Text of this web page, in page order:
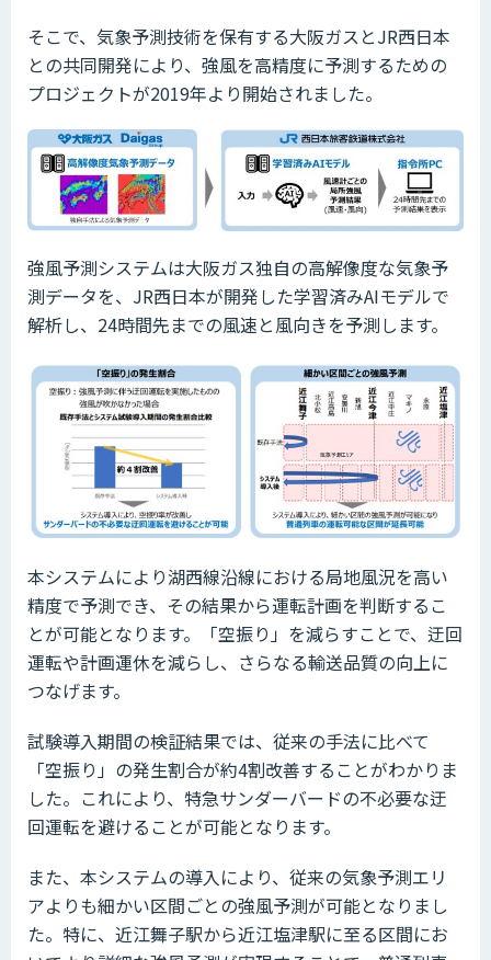
そこで、気象予測技術を保有する大阪ガスとJR西日本
との共同開発により、強風を高精度に予測するための
プロジェクトが2019年より開始されました。
強風予測システムは大阪ガス独自の高解像度な気象予
測データを、JR西日本が開発した学習済みAIモデルで
解析し、24時間先までの風速と風向きを予測します。
本システムにより湖西線沿線における局地風況を高い
精度で予測でき、その結果から運転計画を判断するこ
とが可能となります。「空振り」を減らすことで、迂回
運転や計画運休を減らし、さらなる輸送品質の向上に
つなげます。
試験導入期間の検証結果では、従来の手法に比べて
「空振り」の発生割合が約4割改善することがわかりま
した。これにより、特急サンダーバードの不必要な迂
回運転を避けることが可能となります。
また、本システムの導入により、従来の気象予測エリ
アよりも細かい区間ごとの強風予測が可能となりまし
た。特に、近江舞子駅から近江塩津駅に至る区間にお